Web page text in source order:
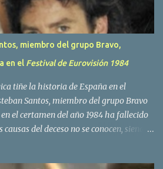
miembro del grupo Bravo,
en el Festival de Eurovisión 1984
tiñe la historia de España en el
Santos, miembro del grupo Bravo
el certamen del año 1984 ha fallecido
causas del deceso no se conocen, siendo